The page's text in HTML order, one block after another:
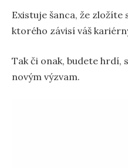
Existuje šanca, že zložíte
ktorého závisí váš
Tak či onak, budete
novým výzvam.